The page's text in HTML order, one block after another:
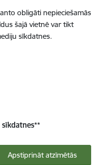
obligāti nepieciešamās
šajā vietnē var tikt
sīkdatnes.
**
Apstiprināt atzīmētās